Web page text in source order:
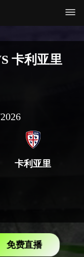
卡利亚里
卡利亚里
免费直播